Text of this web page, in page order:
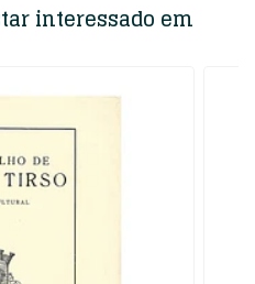
interessado em